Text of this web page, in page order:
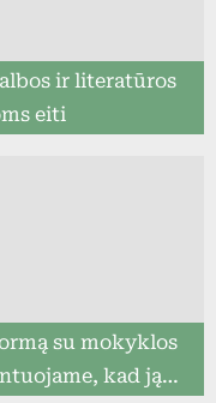
ir literatūros
eiti
su mokyklos
kad ją